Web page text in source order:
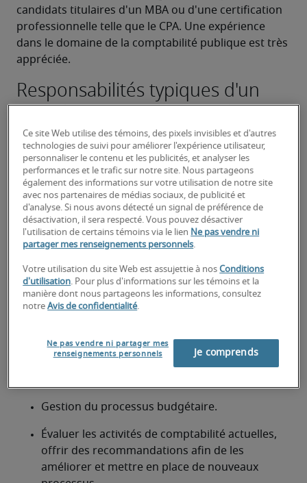
candidats titulaires d'un MBA ou d'une certification
professionnelle telle que le CPA. Une expérience
dans le domaine de la comptabilité publique est très
appréciée.
Responsabilités typiques d'un
contrôleur — comptabilité
corporative :
Planifier, diriger et coordonner toutes les
fonctions comptables opérationnelles.
Gérer l'accumulation et la consolidation de
toutes les données financières nécessaires à
une comptabilisation précise des résultats
consolidés de l'entreprise.
Coordonner et préparer les états financiers
internes et externes.
Gestion du processus budgétaire.
Évaluer les activités de comptabilité actuelles,
offrir des recommandations afin de les
améliorer et mettre en place de nouveaux
Ce site Web utilise des témoins, des pixels invisibles et d'autres
technologies de suivi pour améliorer l'expérience utilisateur,
personnaliser le contenu et les publicités, et analyser les
performances et le trafic sur notre site. Nous partageons
également des informations sur votre utilisation de notre site
avec nos partenaires de médias sociaux, de publicité et
d'analyse. Si nous avons détecté un signal de préférence de
désactivation, il sera respecté. Vous pouvez désactiver
l'utilisation de certains témoins via le lien Ne pas vendre ni
partager mes renseignements personnels.
Votre utilisation du site Web est assujettie à nosConditions
d'utilisation. Pour plus d'informations sur les témoins et la
manière dont nous partageons les informations, consultez
notreAvis de confidentialité.
Ne pas vendre ni partager mes
renseignements personnels Je comprends